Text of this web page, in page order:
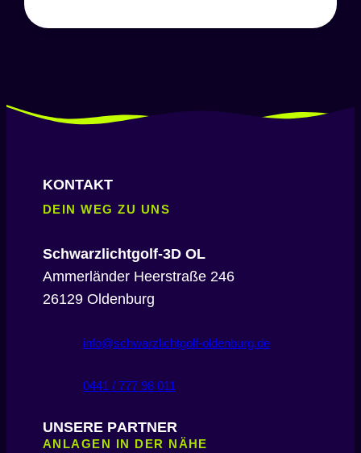
KONTAKT
DEIN WEG ZU UNS
Schwarzlichtgolf-3D OL
Ammerländer Heerstraße 246
26129 Oldenburg
info@schwarzlichtgolf-oldenburg.de
0441 / 777 98 011
UNSERE PARTNER
ANLAGEN IN DER NÄHE